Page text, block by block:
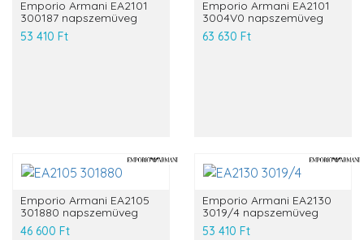
Emporio Armani EA2101
300187 napszemüveg
53 410 Ft
Emporio Armani EA2101
3004V0 napszemüveg
63 630 Ft
Emporio Armani EA2105
301880 napszemüveg
46 600 Ft
Emporio Armani EA2130
3019/4 napszemüveg
53 410 Ft